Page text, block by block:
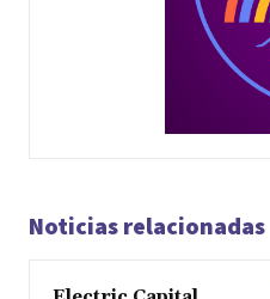
Noticias relacionadas